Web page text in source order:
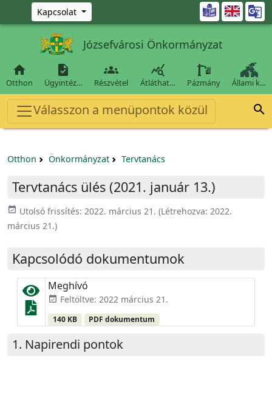
Ugrás a fő tartalomra
Kapcsolat 
Józsefvárosi Önkormányzat

Otthon

Ügyintéz…

Részvétel

Átláthat… Pázmány Állami k…
Válasszon a menüpontok közül 
Otthon Önkormányzat Tervtanács
Tervtanács ülés (2021. január 13.)
event_available Utolsó frissítés: 2022. március 21. (Létrehozva: 2022.
március 21.)
Kapcsolódó dokumentumok
Meghívó
event_available Feltöltve: 2022 március 21.
140 KB PDF dokumentum
Napirendi pontok